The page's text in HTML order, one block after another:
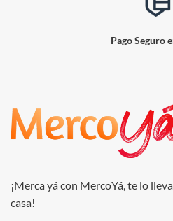
Pago Seguro
¡Merca yá con MercoYá, te lo
casa!